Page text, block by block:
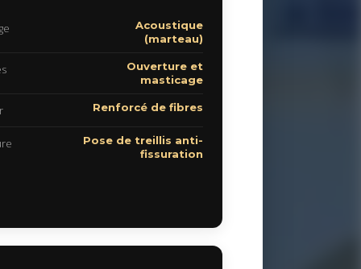
Acoustique
(marteau)
Ouverture et
masticage
Renforcé de fibres
Pose de treillis anti-
fissuration